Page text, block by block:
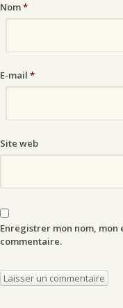
Nom*
E-mail *
Site web
Enregistrer mon nom,
commentaire.